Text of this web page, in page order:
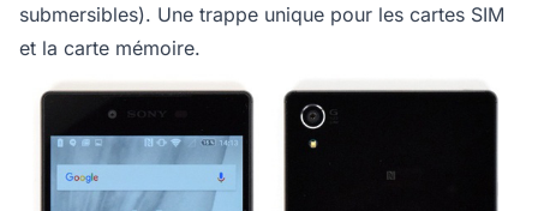
submersibles). Une trappe unique pour les cartes SIM
et la carte mémoire.